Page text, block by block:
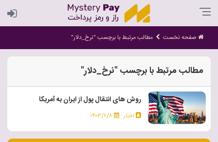
صفحه نخست مطالب مرتبط با برچسب "نرخ_دلار"
مطالب مرتبط با برچسب "نرخ_دلار"
روش های انتقال پول از ایران به آمریکا
اخبار ۱۴۰۳/۲/۸